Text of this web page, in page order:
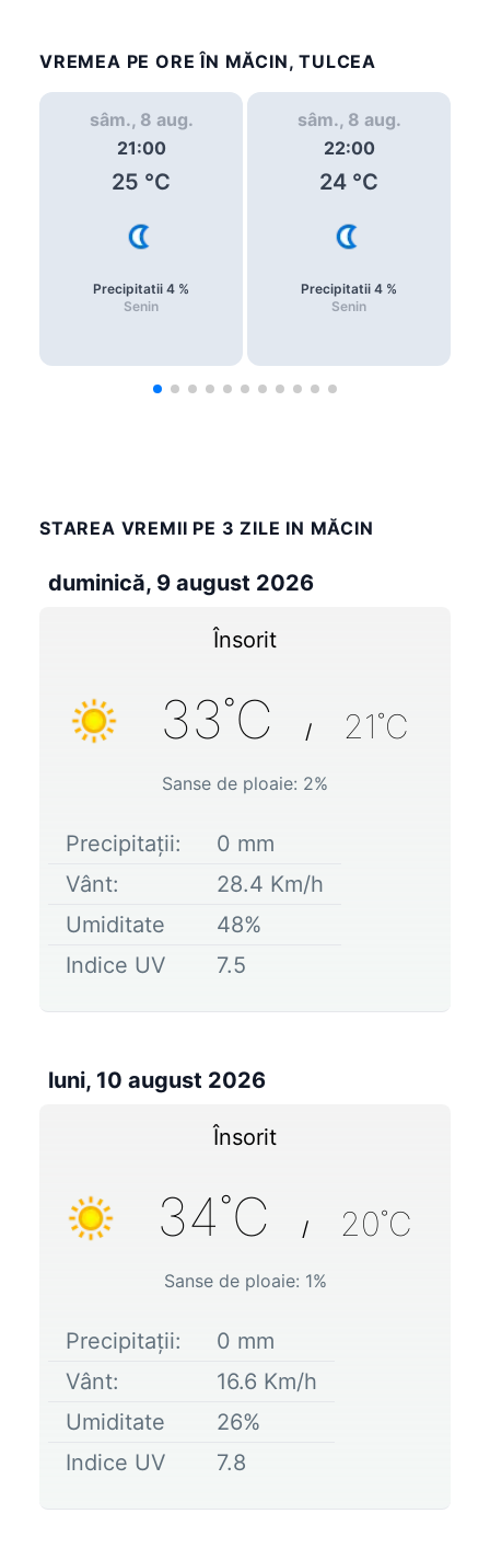
VREMEA PE ORE ÎN MĂCIN, TULCEA
sâm., 8 aug.
21:00
25 °C
Precipitatii 4 %
Senin
sâm., 8 aug.
22:00
24 °C
Precipitatii 4 %
Senin
STAREA VREMII PE 3 ZILE IN MĂCIN
duminică, 9 august 2026
Însorit
33˚C / 21˚C
Sanse de ploaie: 2%
Precipitații: 0 mm
Vânt:
28.4 Km/h
Umiditate
48%
Indice UV
7.5
luni, 10 august 2026
Însorit
34˚C / 20˚C
Sanse de ploaie: 1%
Precipitații: 0 mm
Vânt:
16.6 Km/h
Umiditate
26%
Indice UV
7.8